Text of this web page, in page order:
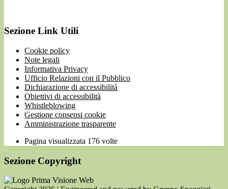
Sezione Link Utili
Cookie policy
Note legali
Informativa Privacy
Ufficio Relazioni con il Pubblico
Dichiarazione di accessibilità
Obiettivi di accessibilità
Whistleblowing
Gestione consensi cookie
Amministrazione trasparente
Pagina visualizzata 176 volte
Sezione Copyright